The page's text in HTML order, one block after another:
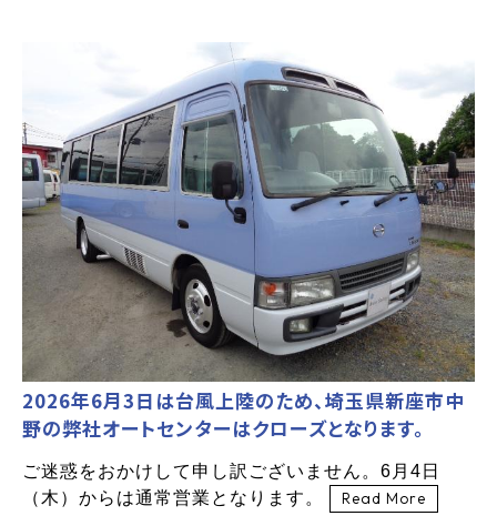
2026年6月3日は台風上陸のため、埼玉県新座市中
野の弊社オートセンターはクローズとなります。
ご迷惑をおかけして申し訳ございません。6月4日
（木）からは通常営業となります。
Read More